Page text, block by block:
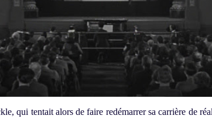
qui tentait alors de faire redémarrer sa carrière de